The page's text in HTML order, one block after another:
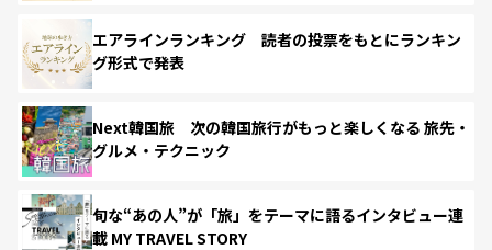
エアラインランキング 読者の投票をもとにランキン
グ形式で発表
Next韓国旅 次の韓国旅行がもっと楽しくなる 旅先・
グルメ・テクニック
旬な“あの人”が「旅」をテーマに語るインタビュー連
載 MY TRAVEL STORY